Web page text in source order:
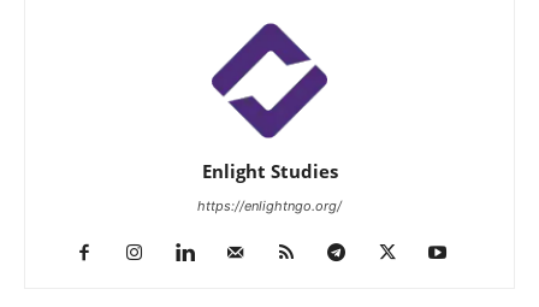
Enlight Studies
https://enlightngo.org/